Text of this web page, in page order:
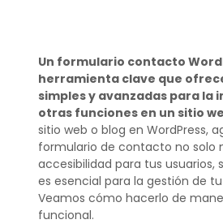
Un formulario contacto
herramienta clave que
simples y avanzadas para la
otras funciones en un sitio
sitio web o blog en WordPress,
formulario de contacto no solo
accesibilidad para tus usuarios,
es esencial para la gestión de
Veamos cómo hacerlo de
funcional.